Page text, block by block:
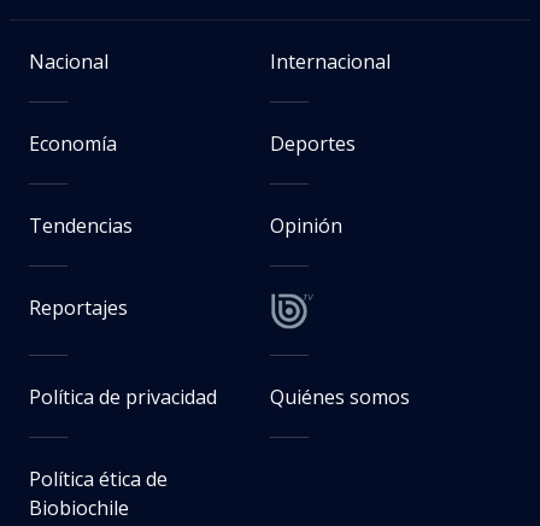
Nacional Internacional
Economía Deportes
Tendencias Opinión
Reportajes
Política de privacidad Quiénes somos
Política ética de
Biobiochile